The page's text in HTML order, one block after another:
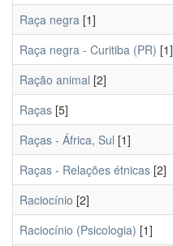
Raça negra [1]
Raça negra - Curitiba (PR) [1]
Ração animal [2]
Raças [5]
Raças - África, Sul [1]
Raças - Relações étnicas [2]
Raciocínio [2]
Raciocínio (Psicologia) [1]